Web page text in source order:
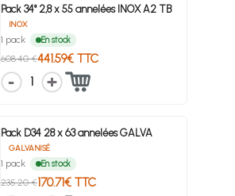
Pack 34° 2,8 x 55 annelées INOX A2 TB
INOX
1 pack En stock
608.40 €441.59€ TTC
1
Pack D34 28 x 63 annelées GALVA
GALVANISÉ
1 pack En stock
235.20 €170.71€ TTC